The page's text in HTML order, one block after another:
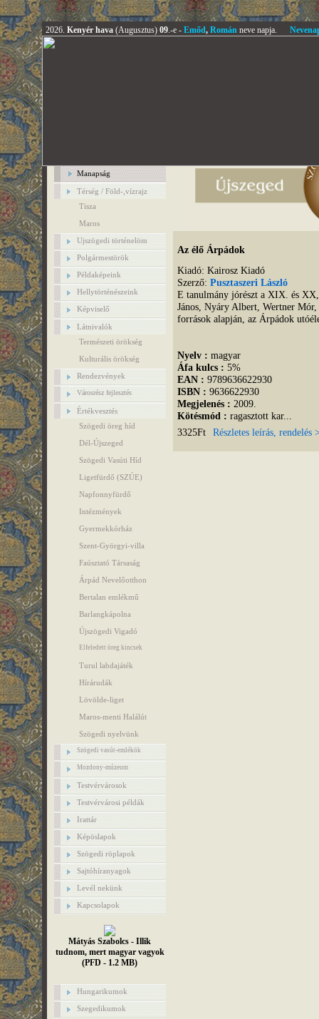
2026. Kenyér hava (Augusztus) 09.-e - Emőd, Románneve napja.
Manapság
Térség / Föld-,vízrajz
Tisza
Maros
Ujszögedi történelöm
Polgármestörök
Példaképeink
Hellytörténészeink
Képviselő
Látnivalók
Természeti örökség
Kulturális örökség
Rendezvények
Városrész fejlesztés
Értékvesztés
Szögedi öreg híd
Dél-Újszeged
Szögedi Vasúti Híd
Ligetfürdő (SZÚE)
Napfonnyfürdő
Intézmények
Gyermekkórház
Szent-Györgyi-villa
Faúsztató Társaság
Árpád Nevelőotthon
Bertalan emlékmű
Barlangkápolna
Újszögedi Vigadó
Elfeledett öreg kincsek
Turul labdajáték
Hírárudák
Lövölde-liget
Maros-menti Halálút
Szögedi nyelvünk
Szögedi vasút-emlékök
Mozdony-múzeum
Testvérvárosok
Testvérvárosi példák
Irattár
Képöslapok
Szögedi röplapok
Sajtóhíranyagok
Levél nekünk
Kapcsolapok
Mátyás Szabolcs - Illik
tudnom, mert magyar vagyok
(PFD - 1.2 MB)
Hungarikumok
Szegedikumok
Az élő Árpádok
Kiadó: Kairosz Kiadó
Szerző: Pusztaszeri László
E tanulmány jórészt a XIX. és
János, Nyáry Albert, Wertner
források alapján, az Árpádok
Nyelv : magyar
Áfa kulcs : 5%
EAN : 9789636622930
ISBN : 9636622930
Megjelenés : 2009.
Kötésmód : ragasztott kar...
3325Ft
Részletes leírás, rendelés